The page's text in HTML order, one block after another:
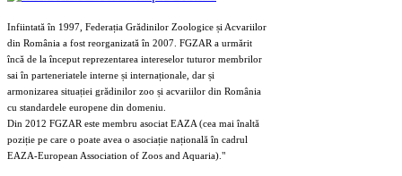
Infiintată în 1997, Federația Grădinilor Zoologice și Acvariilor
din România a fost reorganizată în 2007. FGZAR a urmărit
încă de la început reprezentarea intereselor tuturor membrilor
sai în parteneriatele interne și internaționale, dar și
armonizarea situației grădinilor zoo și acvariilor din România
cu standardele europene din domeniu.
Din 2012 FGZAR este membru asociat EAZA (cea mai înaltă
poziție pe care o poate avea o asociație națională în cadrul
EAZA-European Association of Zoos and Aquaria)."